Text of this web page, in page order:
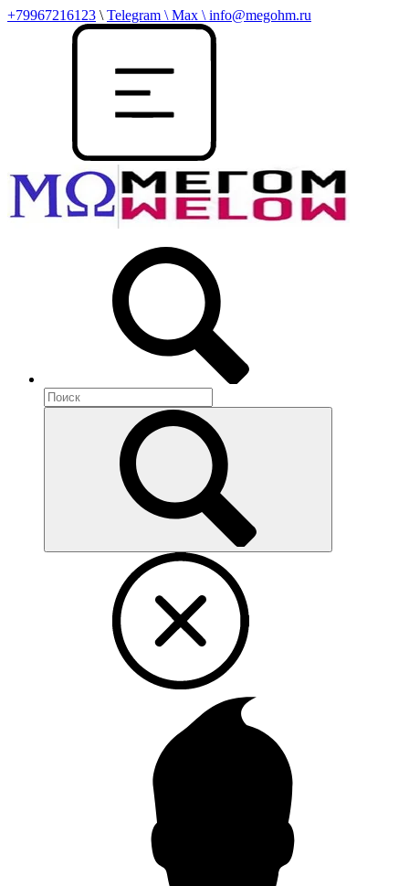
+79967216123 \ Telegram \ Max \ info@megohm.ru